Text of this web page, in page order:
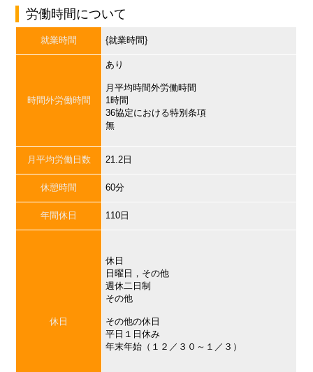
労働時間について
就業時間 {就業時間}
時間外労働時間
あり
月平均時間外労働時間
1時間
36協定における特別条項
無
月平均労働日数 21.2日
休憩時間 60分
年間休日 110日
休日
休日
日曜日，その他
週休二日制
その他
その他の休日
平日１日休み
年末年始（１２／３０～１／３）